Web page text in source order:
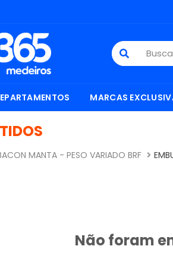
MARCAS
MANTA - PESO VARIADO BRF
Não foram